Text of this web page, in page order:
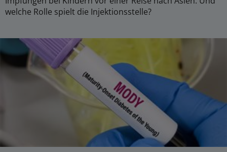
welche Rolle spielt die Injektionsstelle?